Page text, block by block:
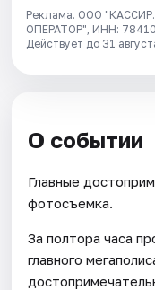
Реклама. ООО
ОПЕРАТОР", ИНН:
Действует до 31
О событии
Главные
фотосъемка.
За полтора часа
главного